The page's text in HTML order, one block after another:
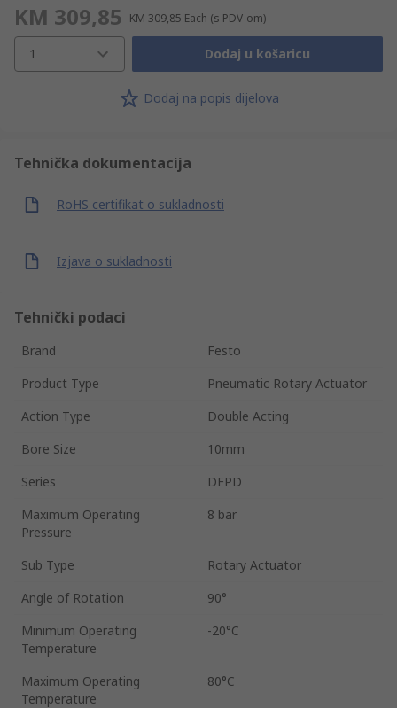
KM 309,85 KM 309,85 Each (s PDV-om)
1 Dodaj u košaricu
Dodaj na popis dijelova
Tehnička dokumentacija
RoHS certifikat o sukladnosti
Izjava o sukladnosti
Tehnički podaci
Brand
Festo
Product Type
Pneumatic Rotary Actuator
Action Type
Double Acting
Bore Size
10mm
Series
DFPD
Maximum Operating
Pressure
8 bar
Sub Type
Rotary Actuator
Angle of Rotation
90°
Minimum Operating
Temperature
-20°C
Maximum Operating
Temperature
80°C